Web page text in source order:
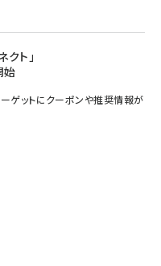
ト」
始
ゲットにクーポンや推奨情報が